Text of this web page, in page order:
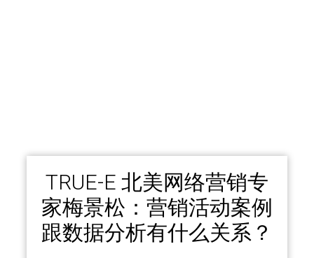
TRUE-E 北美网络营销专
家梅景松：营销活动案例
跟数据分析有什么关系？